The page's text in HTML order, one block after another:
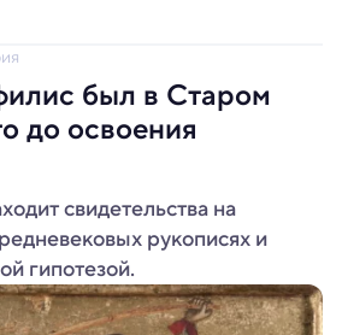
был в Старом
до освоения
свидетельства на
рукописях и
гипотезой.